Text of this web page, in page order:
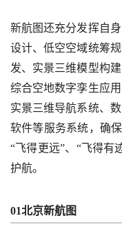
新航图还充分发挥自
设计、低空空域统筹
发、实景三维模型构
综合空地数字孪生应
实景三维导航系统、
软件等服务系统，确
“飞得更远”、“飞得有
护航。
01北京新航图